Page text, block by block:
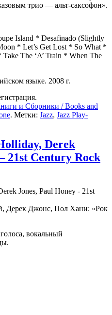
трио — альт-саксофон».
Island * Desafinado (Slightly
* Let’s Get Lost * So What *
The ‘A’ Train * When The
языке. 2008 г.
и Сборники / Books and
. Метки: Jazz, Jazz Play-
Derek
21st Century Rock
Дерек Джонс, Пол Хани: «Рок
вокальный